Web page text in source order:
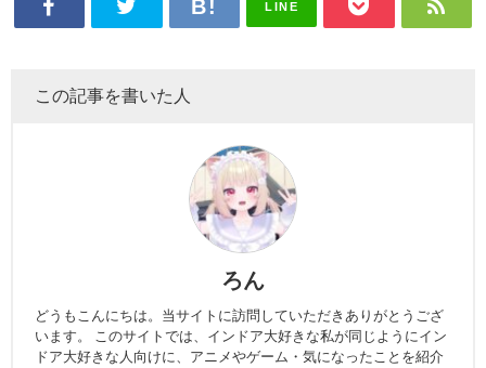
LINE
この記事を書いた人
ろん
どうもこんにちは。当サイトに訪問していただきありがとうござ
います。 このサイトでは、インドア大好きな私が同じようにイン
ドア大好きな人向けに、アニメやゲーム・気になったことを紹介